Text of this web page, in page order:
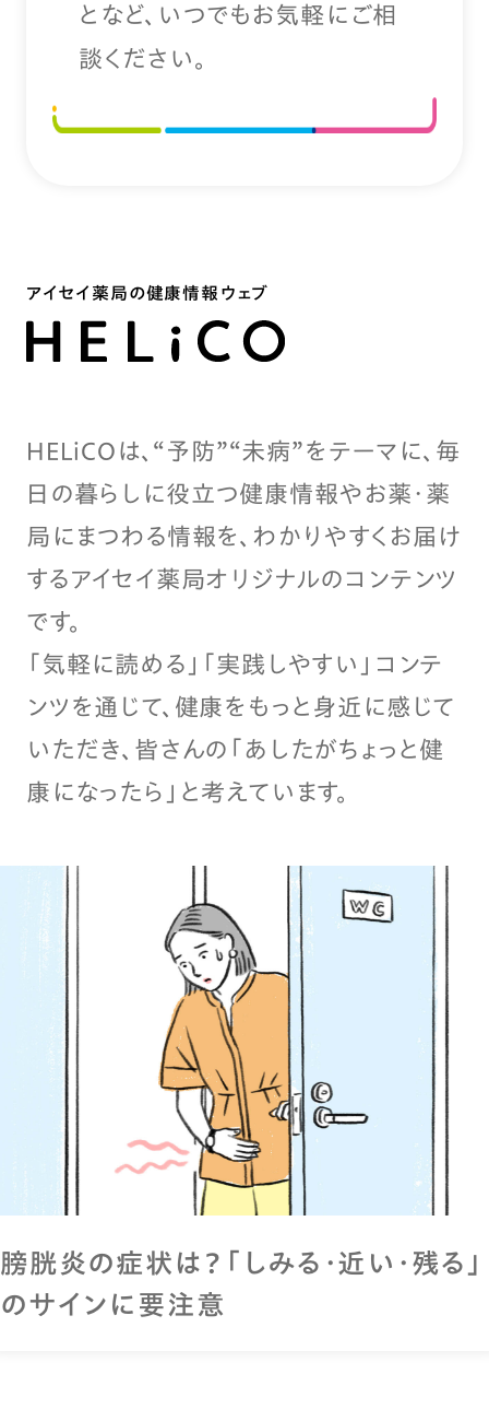
となど、いつでもお気軽にご相
談ください。
アイセイ薬局の健康情報ウェブ
HELiCOは、“予防”“未病”をテーマに、毎
日の暮らしに役立つ健康情報やお薬・薬
局にまつわる情報を、わかりやすくお届け
するアイセイ薬局オリジナルのコンテンツ
です。
「気軽に読める」「実践しやすい」コンテ
ンツを通じて、健康をもっと身近に感じて
いただき、皆さんの「あしたがちょっと健
康になったら」と考えています。
膀胱炎の症状は？「しみる・近い・残る」
のサインに要注意